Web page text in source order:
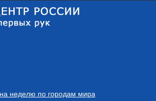
неделю по городам мира